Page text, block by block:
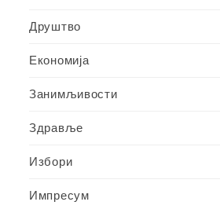
Друштво
Економија
Занимљивости
Здравље
Избори
Импресум